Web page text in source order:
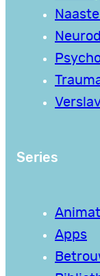
Series
Apps